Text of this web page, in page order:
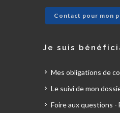
Contact pour mon
Je suis
Mes obligations de
Le suivi de mon
Foire aux questions -